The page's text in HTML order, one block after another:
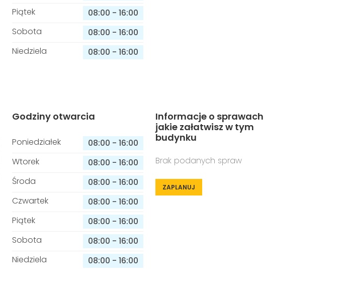
Piątek
08:00 - 16:00
Sobota
08:00 - 16:00
Niedziela
08:00 - 16:00
Godziny otwarcia
Poniedziałek 08:00 - 16:00
Wtorek
08:00 - 16:00
Środa
08:00 - 16:00
Czwartek
08:00 - 16:00
Piątek
08:00 - 16:00
Sobota
08:00 - 16:00
Niedziela
08:00 - 16:00
Informacje o sprawach
jakie załatwisz w tym
budynku
Brak podanych spraw
ZAPLANUJ